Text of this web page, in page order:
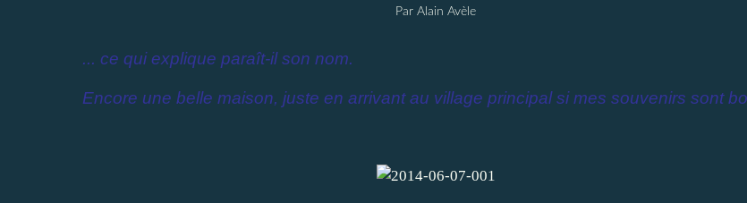
Par Alain Avèle
... ce qui explique paraît-il son nom.
Encore une belle maison, juste en arrivant au village principal si mes souvenirs sont